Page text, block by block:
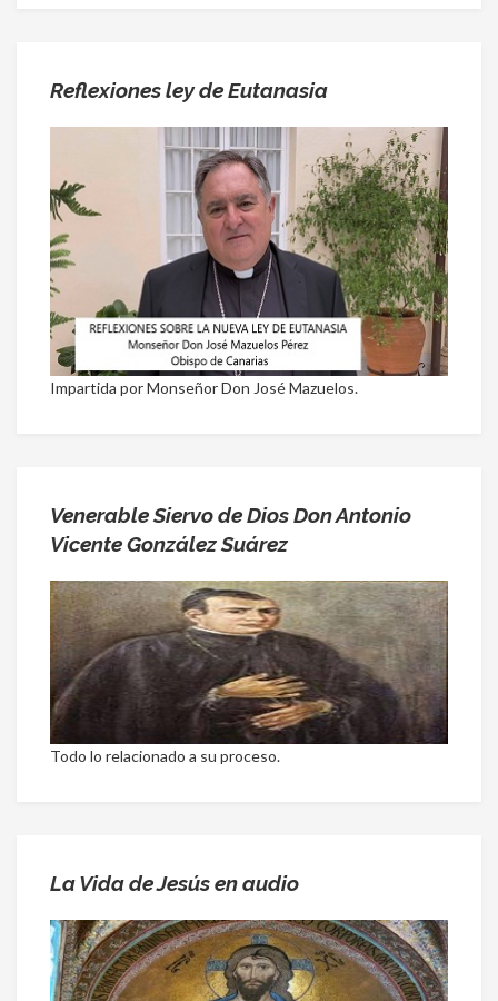
Reflexiones ley de Eutanasia
Impartida por Monseñor Don José Mazuelos.
Venerable Siervo de Dios Don Antonio
Vicente González Suárez
Todo lo relacionado a su proceso.
La Vida de Jesús en audio